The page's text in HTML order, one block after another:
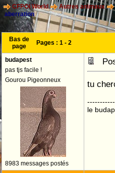
CFPOI World Autres animaux
aberration
Bas de
page
Pages : 1 - 2
budapest
pas tjs facile !
Gourou Pigeonneux
8983 messages postés
tu
le